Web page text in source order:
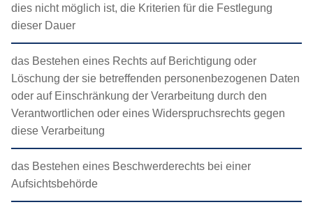
dies nicht möglich ist, die Kriterien für die Festlegung
dieser Dauer
das Bestehen eines Rechts auf Berichtigung oder
Löschung der sie betreffenden personenbezogenen Daten
oder auf Einschränkung der Verarbeitung durch den
Verantwortlichen oder eines Widerspruchsrechts gegen
diese Verarbeitung
das Bestehen eines Beschwerderechts bei einer
Aufsichtsbehörde